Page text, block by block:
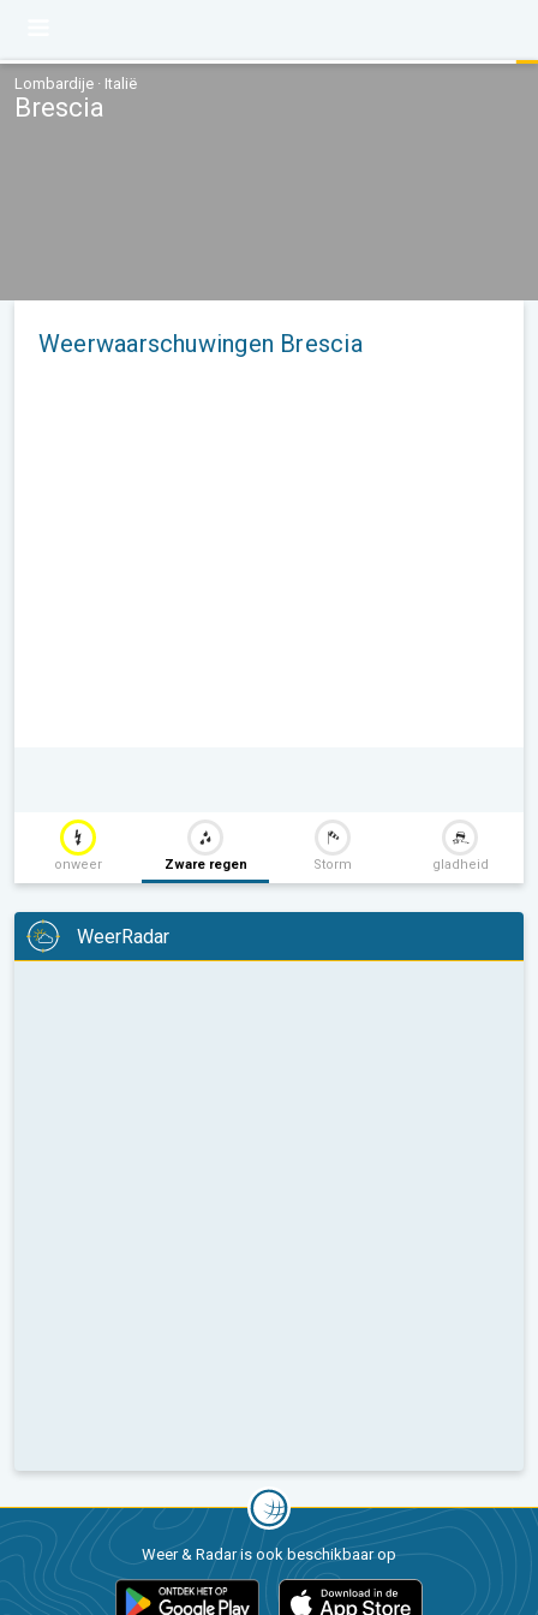
Lombardije · Italië
Brescia
Weerwaarschuwingen Brescia
onweer Zware regen Storm gladheid
WeerRadar
Weer & Radar is ook beschikbaar op